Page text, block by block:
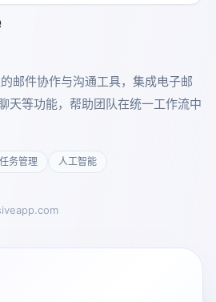
邮件协作与沟通工具，集成电子邮
天等功能，帮助团队在统一工作流中
任务管理 人工智能